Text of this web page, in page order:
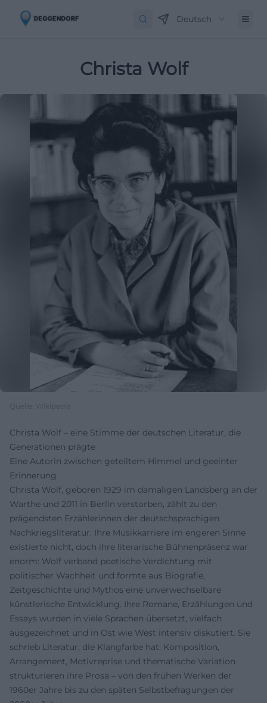
Deutsch
Christa Wolf
Quelle: Wikipedia
Christa Wolf – eine Stimme der deutschen Literatur, die
Generationen prägte
Eine Autorin zwischen geteiltem Himmel und geeinter
Erinnerung
Christa Wolf, geboren 1929 im damaligen Landsberg an der
Warthe und 2011 in Berlin verstorben, zählt zu den
prägendsten Erzählerinnen der deutschsprachigen
Nachkriegsliteratur. Ihre Musikkarriere im engeren Sinne
existierte nicht, doch ihre literarische Bühnenpräsenz war
enorm: Wolf verband poetische Verdichtung mit
politischer Wachheit und formte aus Biografie,
Zeitgeschichte und Mythos eine unverwechselbare
künstlerische Entwicklung. Ihre Romane, Erzählungen und
Essays wurden in viele Sprachen übersetzt, vielfach
ausgezeichnet und in Ost wie West intensiv diskutiert. Sie
schrieb Literatur, die Klangfarbe hat: Komposition,
Arrangement, Motivreprise und thematische Variation
strukturieren ihre Prosa – von den frühen Werken der
1960er Jahre bis zu den späten Selbstbefragungen der